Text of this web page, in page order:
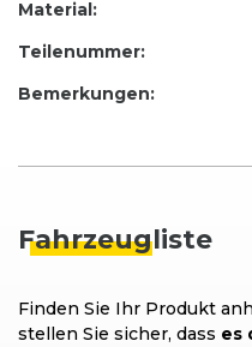
Material:
Teilenummer:
Bemerkungen:
Fahrzeugliste
Finden Sie Ihr Produkt
stellen Sie sicher, dass es